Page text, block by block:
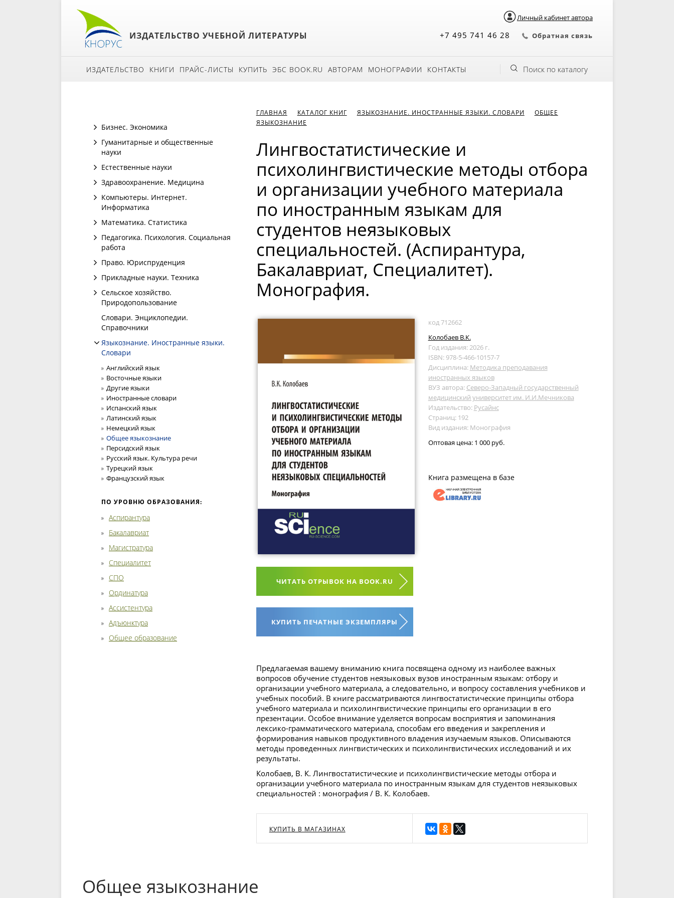
Личный кабинет автора
ИЗДАТЕЛЬСТВО УЧЕБНОЙ ЛИТЕРАТУРЫ +7 495 741 46 28 Обратная связь
ИЗДАТЕЛЬСТВО КНИГИ ПРАЙС-ЛИСТЫ КУПИТЬ ЭБС BOOK.RU АВТОРАМ МОНОГРАФИИ КОНТАКТЫ Поиск по каталогу
Бизнес. Экономика
Гуманитарные и общественные
науки
Естественные науки
Здравоохранение. Медицина
Компьютеры. Интернет.
Информатика
Математика. Статистика
Педагогика. Психология. Социальная
работа
Право. Юриспруденция
Прикладные науки. Техника
Сельское хозяйство.
Природопользование
Словари. Энциклопедии.
Справочники
Языкознание. Иностранные языки.
Словари
Английский язык
Восточные языки
Другие языки
Иностранные словари
Испанский язык
Латинский язык
Немецкий язык
Общее языкознание
Персидский язык
Русский язык. Культура речи
Турецкий язык
Французский язык
ПО УРОВНЮ ОБРАЗОВАНИЯ:
Аспирантура
Бакалавриат
Магистратура
Специалитет
СПО
Ординатура
Ассистентура
Адъюнктура
Общее образование
ГЛАВНАЯ КАТАЛОГ КНИГ ЯЗЫКОЗНАНИЕ. ИНОСТРАННЫЕ ЯЗЫКИ. СЛОВАРИ
ОБЩЕЕ
ЯЗЫКОЗНАНИЕ
Лингвостатистические и
психолингвистические методы отбора
и организации учебного материала
по иностранным языкам для
студентов неязыковых
специальностей. (Аспирантура,
Бакалавриат, Специалитет).
Монография.
ЧИТАТЬ ОТРЫВОК НА BOOK.RU
КУПИТЬ ПЕЧАТНЫЕ ЭКЗЕМПЛЯРЫ
код 712662
Колобаев В.К.
Год издания: 2026 г.
ISBN: 978-5-466-10157-7
Дисциплина: Методика преподавания
иностранных языков
ВУЗ автора: Северо-Западный государственный
медицинский университет им. И.И.Мечникова
Издательство: Русайнс
Страниц: 192
Вид издания: Монография
Оптовая цена: 1 000 руб.
Книга размещена в базе
Предлагаемая вашему вниманию книга посвящена одному из наиболее важных
вопросов обучение студентов неязыковых вузов иностранным языкам: отбору и
организации учебного материала, а следовательно, и вопросу составления учебников и
учебных пособий. В книге рассматриваются лингвостатистические принципы отбора
учебного материала и психолингвистические принципы его организации в его
презентации. Особое внимание уделяется вопросам восприятия и запоминания
лексико-грамматического материала, способам его введения и закрепления и
формирования навыков продуктивного владения изучаемым языков. Описываются
методы проведенных лингвистических и психолингвистических исследований и их
результаты.
Колобаев, В. К. Лингвостатистические и психолингвистические методы отбора и
организации учебного материала по иностранным языкам для студентов неязыковых
специальностей : монография / В. К. Колобаев.
КУПИТЬ В МАГАЗИНАХ
Общее языкознание